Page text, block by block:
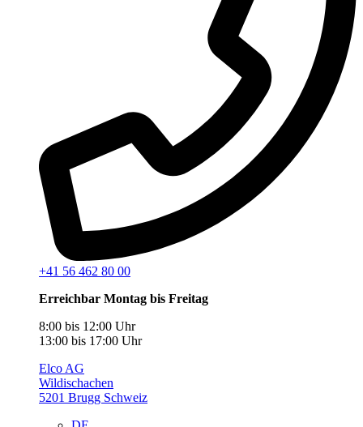
+41 56 462 80 00
Erreichbar Montag bis Freitag
8:00 bis 12:00 Uhr
13:00 bis 17:00 Uhr
Elco AG
Wildischachen
5201 Brugg Schweiz